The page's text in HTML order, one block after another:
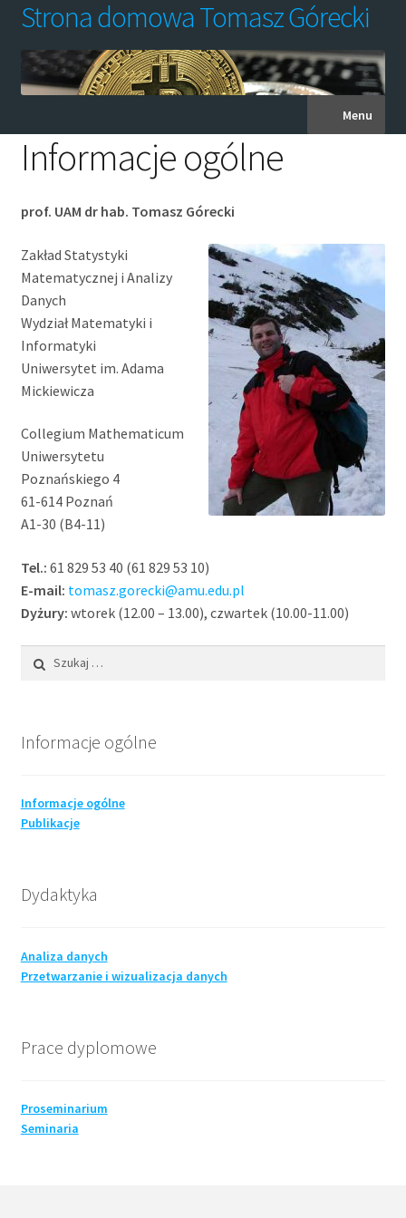
Strona domowa Tomasz Górecki
Menu
Analiza danych
Informacje ogólne
Lista publikacji
Proseminarium
Przetwarzanie i wizualizacja danych (PWD)
Publikacje
R programming
Seminaria
Time series analysis
Informacje ogólne
prof. UAM dr hab. Tomasz Górecki
Zakład Statystyki
Matematycznej i Analizy
Danych
Wydział Matematyki i
Informatyki
Uniwersytet im. Adama
Mickiewicza
Collegium Mathematicum
Uniwersytetu
Poznańskiego 4
61-614 Poznań
A1-30 (B4-11)
Tel.: 61 829 53 40 (61 829 53 10)
E-mail: tomasz.gorecki@amu.edu.pl
Dyżury: wtorek (12.00 – 13.00), czwartek (10.00-11.00)
Informacje ogólne
Informacje ogólne
Publikacje
Dydaktyka
Analiza danych
Przetwarzanie i wizualizacja danych
Prace dyplomowe
Proseminarium
Seminaria